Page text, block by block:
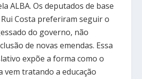
ALBA. Os deputados de base
Costa preferiram seguir o
do governo, não
de novas emendas. Essa
expõe a forma como o
vem tratando a educação